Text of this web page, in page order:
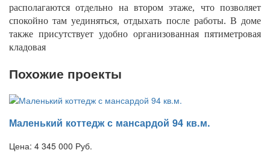
располагаются отдельно на втором этаже, что позволяет
спокойно там уединяться, отдыхать после работы. В доме
также присутствует удобно организованная пятиметровая
кладовая
Похожие проекты
Маленький коттедж с мансардой 94 кв.м.
Цена: 4 345 000 Руб.